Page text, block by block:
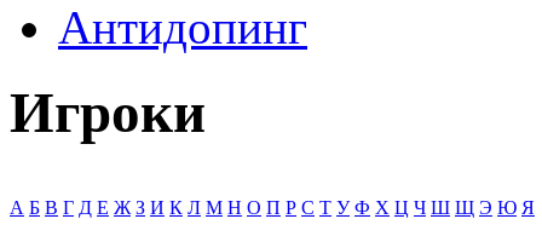
Антидопинг
Игроки
А Б В Г Д Е Ж З И К Л М Н О П Р С Т У Ф Х Ц Ч Ш Щ Э Ю Я